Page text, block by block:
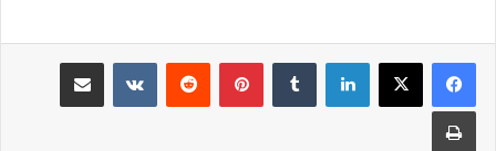
لينكدإن بينتيريست
طباعة